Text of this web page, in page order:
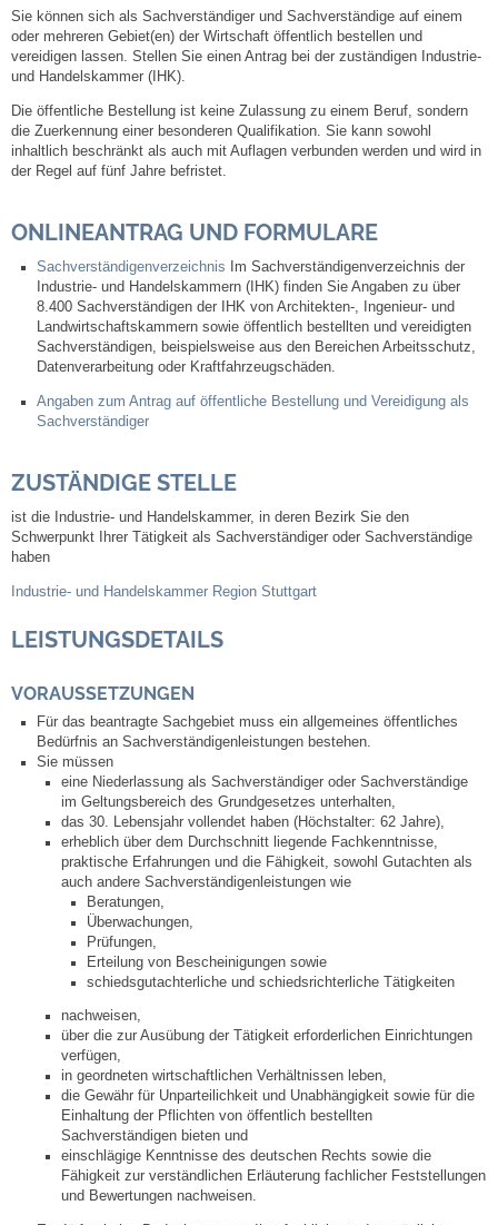
Steuern
Ortsrecht
Trinkwasser - Härtebereich
Redaktionsstatut für das Amtsblatt
Fahrplanauskünfte
Abfall-Infos
Rund um den Wein
Schlepper / Traktor
Rathaus
Aktuelles
Gemeindeverwaltung
Stellenangebote
Ortsrecht
Schadensmeldungen
Sie können sich als Sachverständiger und Sachverständige auf einem
oder mehreren Gebiet(en) der Wirtschaft öffentlich bestellen und
vereidigen lassen. Stellen Sie einen Antrag bei der zuständigen Industrie-
und Handelskammer (IHK).
Die öffentliche Bestellung ist keine Zulassung zu einem Beruf, sondern
die Zuerkennung einer besonderen Qualifikation. Sie kann sowohl
inhaltlich beschränkt als auch mit Auflagen verbunden werden und wird in
der Regel auf fünf Jahre befristet.
ONLINEANTRAG UND FORMULARE
Sachverständigenverzeichnis
Im Sachverständigenverzeichnis der
Industrie- und Handelskammern (IHK) finden Sie Angaben zu über
8.400 Sachverständigen der IHK von Architekten-, Ingenieur- und
Landwirtschaftskammern sowie öffentlich bestellten und vereidigten
Sachverständigen, beispielsweise aus den Bereichen Arbeitsschutz,
Datenverarbeitung oder Kraftfahrzeugschäden.
Angaben zum Antrag auf öffentliche Bestellung und Vereidigung als
Sachverständiger
ZUSTÄNDIGE STELLE
ist die Industrie- und Handelskammer, in deren Bezirk Sie den
Schwerpunkt Ihrer Tätigkeit als Sachverständiger oder Sachverständige
haben
Industrie- und Handelskammer Region Stuttgart
LEISTUNGSDETAILS
VORAUSSETZUNGEN
Für das beantragte Sachgebiet muss ein allgemeines öffentliches
Bedürfnis an Sachverständigenleistungen bestehen.
Sie müssen
eine Niederlassung als Sachverständiger oder Sachverständige
im Geltungsbereich des Grundgesetzes unterhalten,
das 30. Lebensjahr vollendet haben (Höchstalter: 62 Jahre),
erheblich über dem Durchschnitt liegende Fachkenntnisse,
praktische Erfahrungen und die Fähigkeit, sowohl Gutachten als
auch andere Sachverständigenleistungen wie
Beratungen,
Überwachungen,
Prüfungen,
Erteilung von Bescheinigungen sowie
schiedsgutachterliche und schiedsrichterliche Tätigkeiten
nachweisen,
über die zur Ausübung der Tätigkeit erforderlichen Einrichtungen
verfügen,
in geordneten wirtschaftlichen Verhältnissen leben,
die Gewähr für Unparteilichkeit und Unabhängigkeit sowie für die
Einhaltung der Pflichten von öffentlich bestellten
Sachverständigen bieten und
einschlägige Kenntnisse des deutschen Rechts sowie die
Fähigkeit zur verständlichen Erläuterung fachlicher Feststellungen
und Bewertungen nachweisen.